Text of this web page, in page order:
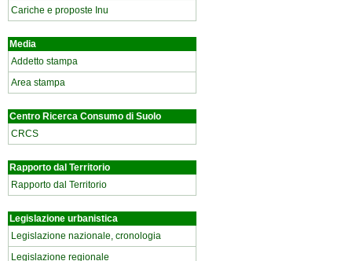
Cariche e proposte Inu
Media
Addetto stampa
Area stampa
Centro Ricerca Consumo di Suolo
CRCS
Rapporto dal Territorio
Rapporto dal Territorio
Legislazione urbanistica
Legislazione nazionale, cronologia
Legislazione regionale